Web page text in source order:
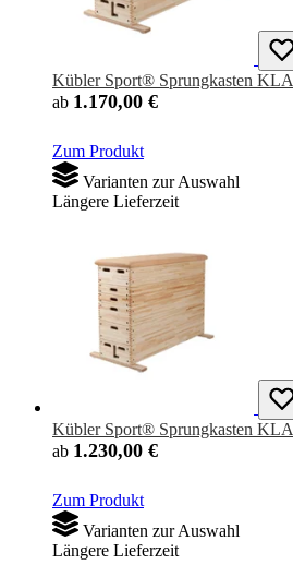
Kübler Sport® Sprungkasten
ab 1.170,00 €
Zum Produkt
Varianten zur Auswahl
Längere Lieferzeit
Kübler Sport® Sprungkasten
ab 1.230,00 €
Zum Produkt
Varianten zur Auswahl
Längere Lieferzeit